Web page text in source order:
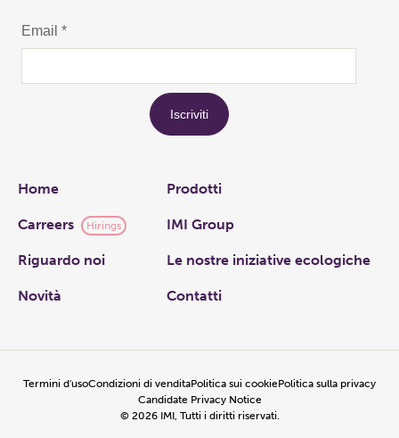
Links
Home Prodotti
Carreers Hirings IMI Group
Riguardo noi Le nostre iniziative ecologiche
Novità Contatti
© 2026 IMI, Tutti i diritti riservati.
Termini d'usoCondizioni di venditaPolitica sui cookiePolitica sulla privacy
Candidate Privacy Notice